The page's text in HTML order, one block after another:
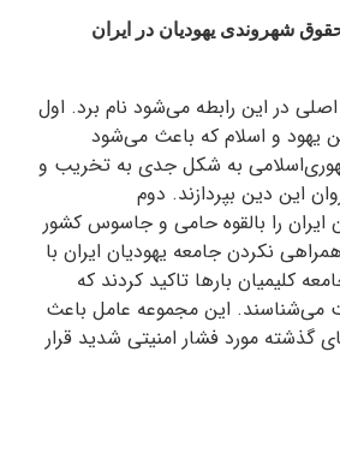
شهروندی یهودیان در ایران
در این رابطه می‌شود نام برد. اول
یهود و اسلام که باعث می‌شود
به شکل جدی به تخریب و
این دین بپردازند. دوم
ایران را بالقوه حامی و جاسوس کشور
نکردن جامعه‌ یهودیان ایران با
کلیمیان بارها تاکید کردند که
می‌شناسند. این مجموعه عامل باعث
گذشته مورد فشار امنیتی شدید قرار